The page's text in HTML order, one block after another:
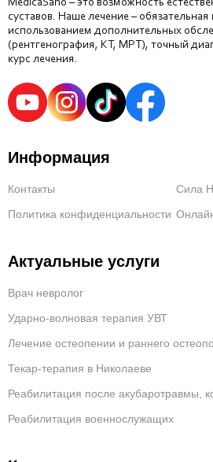
MedicaSano – это возможность
суставов. Наше лечение – обязательная
использованием дополнительных
(рентгенография, КТ, МРТ), точный
курс лечения.
Информация
Контакты
Сила
Политика конфиденциальности
Актуальные услуги
Врач невролог
Ударно-волновая терапия УВТ
Лечение остеопении и раннего
Текар-терапия в Николаеве
Реабилитация после акубаротравмы,
Реабилитация военнослужащих